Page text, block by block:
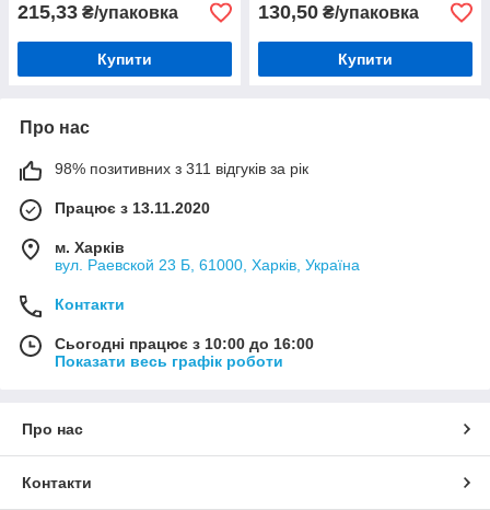
215,33 ₴/упаковка
Купити
130,50 ₴/упаковка
Купити
Про нас
98% позитивних з 311 відгуків за рік
Працює з 13.11.2020
м. Харків
вул. Раевской 23 Б, 61000, Харків, Україна
Контакти
Сьогодні працює з 10:00 до 16:00
Показати весь графік роботи
Про нас
Контакти